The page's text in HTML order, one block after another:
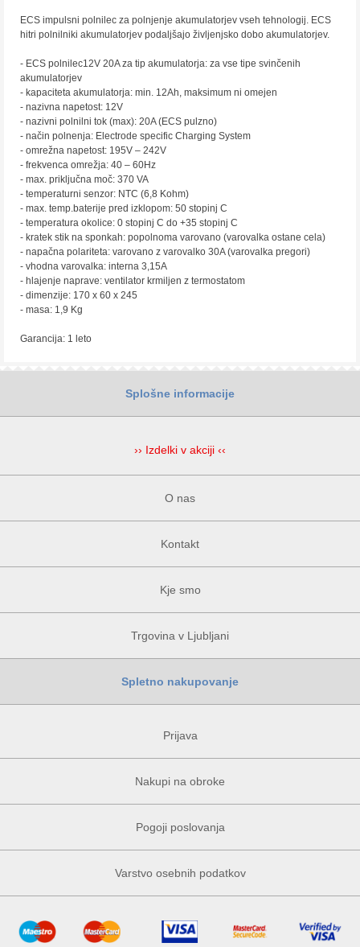
ECS impulsni polnilec za polnjenje akumulatorjev vseh tehnologij. ECS
hitri polnilniki akumulatorjev podaljšajo življenjsko dobo akumulatorjev.
- ECS polnilec12V 20A za tip akumulatorja: za vse tipe svinčenih
akumulatorjev
- kapaciteta akumulatorja: min. 12Ah, maksimum ni omejen
- nazivna napetost: 12V
- nazivni polnilni tok (max): 20A (ECS pulzno)
- način polnenja: Electrode specific Charging System
- omrežna napetost: 195V – 242V
- frekvenca omrežja: 40 – 60Hz
- max. priključna moč: 370 VA
- temperaturni senzor: NTC (6,8 Kohm)
- max. temp.baterije pred izklopom: 50 stopinj C
- temperatura okolice: 0 stopinj C do +35 stopinj C
- kratek stik na sponkah: popolnoma varovano (varovalka ostane cela)
- napačna polariteta: varovano z varovalko 30A (varovalka pregori)
- vhodna varovalka: interna 3,15A
- hlajenje naprave: ventilator krmiljen z termostatom
- dimenzije: 170 x 60 x 245
- masa: 1,9 Kg
Garancija: 1 leto
Splošne informacije
›› Izdelki v akciji ‹‹
O nas
Kontakt
Kje smo
Trgovina v Ljubljani
Spletno nakupovanje
Prijava
Nakupi na obroke
Pogoji poslovanja
Varstvo osebnih podatkov